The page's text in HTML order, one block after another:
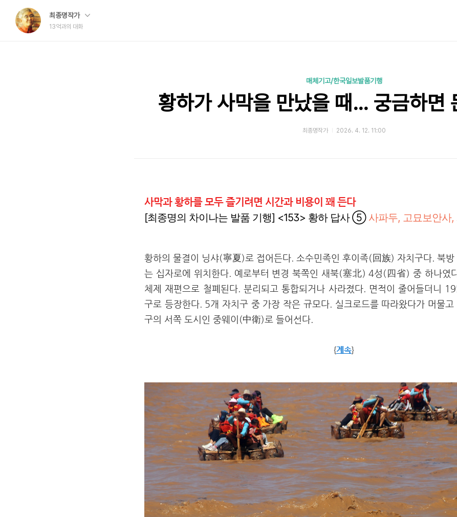
최종명작가
13억과의 대화
매체기고/한국일보발품기행
황하가 사막을 만났을 때… 궁금하면
최종명작가 2026. 4. 12. 11:00
사막과 황하를 모두 즐기려면 시간과 비용이 꽤 든다
[최종명의 차이나는 발품 기행] <153> 황하 답사 ⑤ 사파두, 고묘보안사,
황하의 물결이 닝샤(寧夏)로 접어든다. 소수민족인 후이족(回族) 자치구다. 북방
는 십자로에 위치한다. 예로부터 변경 북쪽인 새북(塞北) 4성( 四省) 중 하나였
체제 재편으로 철폐된다. 분리되고 통합되거나 사라졌다. 면적이 줄어들더니
구로 등장한다. 5개 자치구 중 가장 작은 규모다. 실크로드를 따라왔다가 머물고
구의 서쪽 도시인 중웨이(中衛)로 들어선다.
{계속}